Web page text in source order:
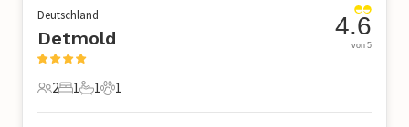
Deutschland
Detmold
2 Gäste
2
1 Schlafzimmer
1
1 Badezimmer
1
1 Haustier
1
4.6
von 5